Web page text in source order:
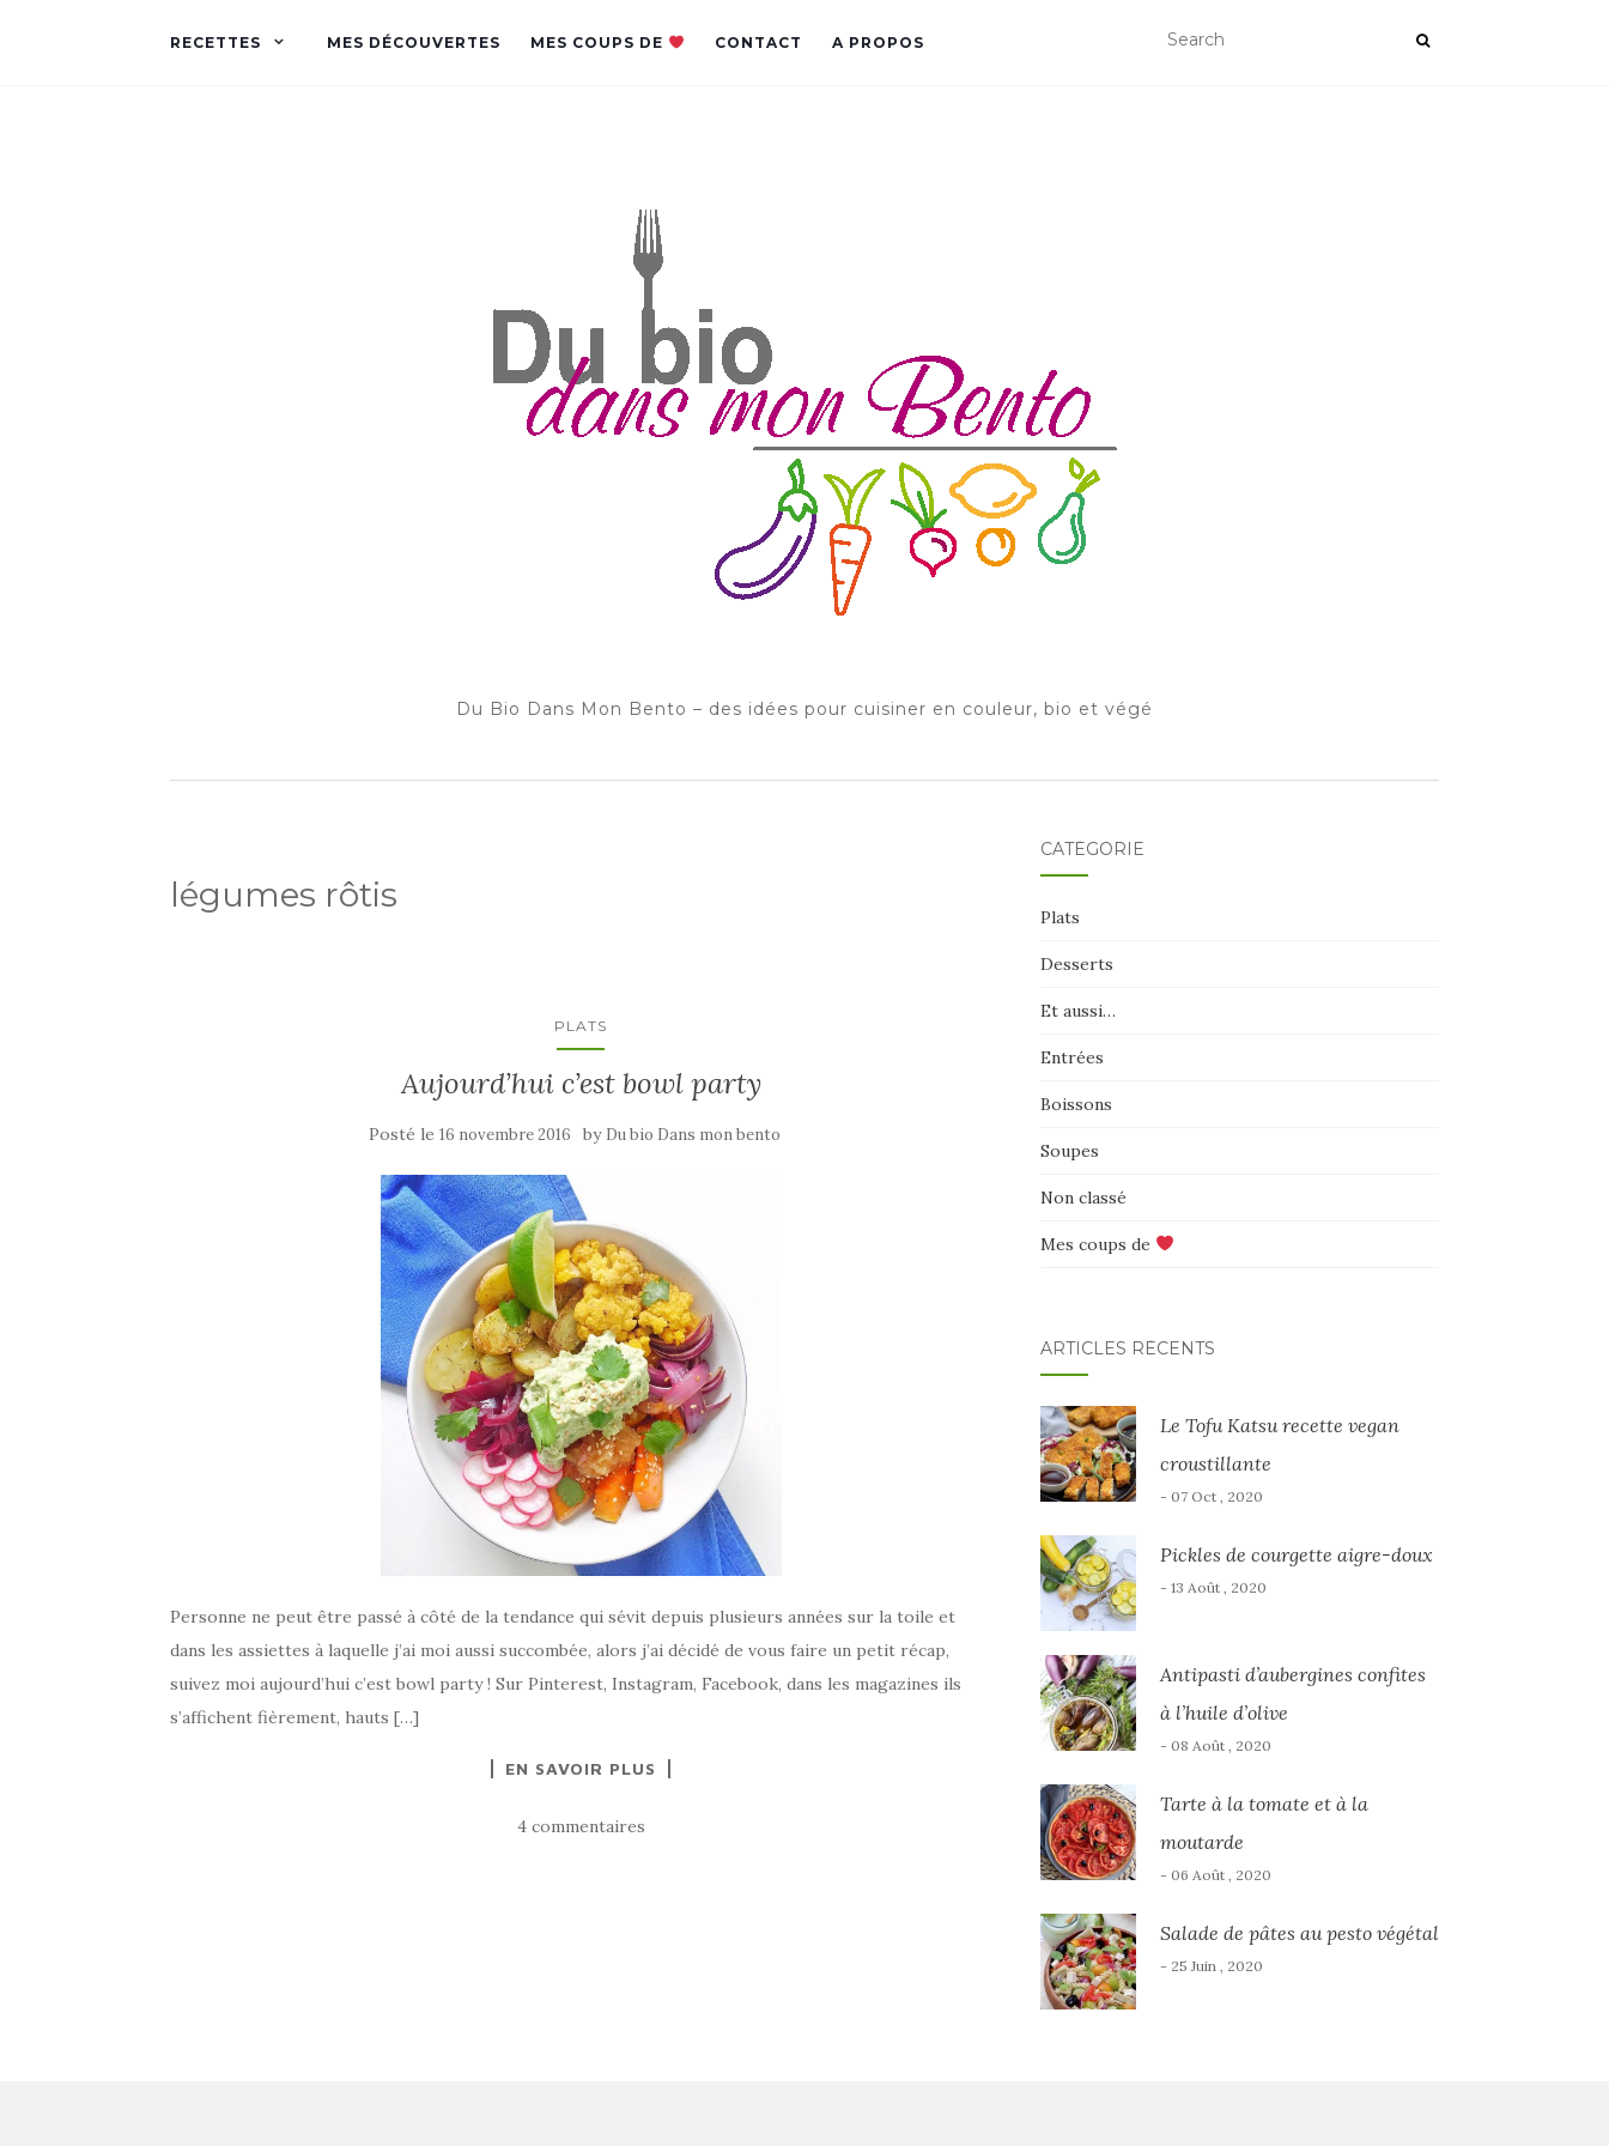
RECETTES MES DÉCOUVERTES MES COUPS DE CONTACT A PROPOS
Du Bio Dans Mon Bento – des idées pour cuisiner en couleur, bio et végé
légumes rôtis
PLATS
Aujourd’hui c’est bowl party
Posté le16 novembre 2016 by Du bio Dans mon bento
Personne ne peut être passé à côté de la tendance qui sévit depuis plusieurs années sur la toile et
dans les assiettes à laquelle j’ai moi aussi succombée, alors j’ai décidé de vous faire un petit récap,
suivez moi aujourd’hui c’est bowl party ! Sur Pinterest, Instagram, Facebook, dans les magazines ils
s’affichent fièrement, hauts […]
EN SAVOIR PLUS
4 commentaires
CATÉGORIE
Plats
Desserts
Et aussi…
Entrées
Boissons
Soupes
Non classé
Mes coups de
ARTICLES RÉCENTS
Le Tofu Katsu recette vegan
croustillante
- 07 Oct , 2020
Pickles de courgette aigre-doux
- 13 Août , 2020
Antipasti d’aubergines confites
à l’huile d’olive
- 08 Août , 2020
Tarte à la tomate et à la
moutarde
- 06 Août , 2020
Salade de pâtes au pesto végétal
- 25 Juin , 2020